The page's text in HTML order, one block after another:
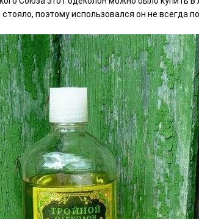
поэтому использовался он не всегда